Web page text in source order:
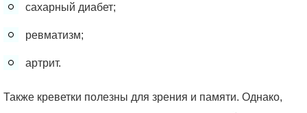
сахарный диабет;
ревматизм;
артрит.
Также креветки полезны для зрения и памяти. Однако,